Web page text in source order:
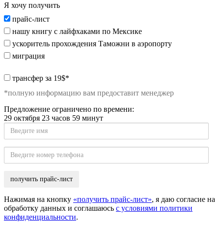
Я хочу получить
Я
хочу
получить:
прайс-лист
нашу книгу с лайфхаками по Мексике
ускоритель прохождения Таможни в аэропорту
миграция
special_offer2
трансфер за 19$*
*полную информацию вам предоставит менеджер
Предложение ограничено по времени:
29 октября 23 часов 59 минут
Введите
имя
Введите
номер
Нажимая на кнопку «получить прайс-лист», я даю согласие на
обработку данных и соглашаюсь с условиями политики
конфиденциальности.